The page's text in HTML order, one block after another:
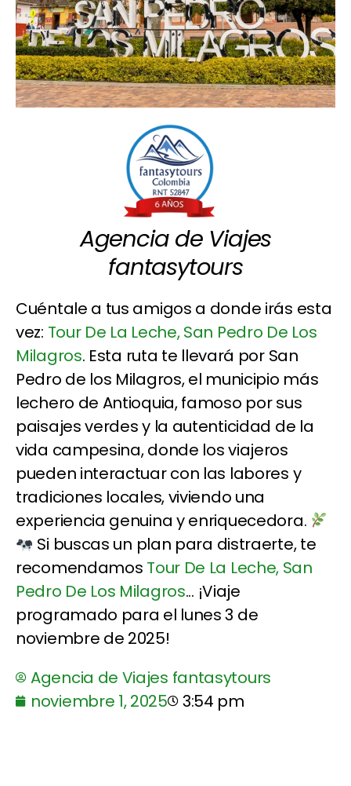
Agencia de Viajes
fantasytours
Cuéntale a tus amigos a donde irás esta
vez: Tour De La Leche, San Pedro De Los
Milagros. Esta ruta te llevará por San
Pedro de los Milagros, el municipio más
lechero de Antioquia, famoso por sus
paisajes verdes y la autenticidad de la
vida campesina, donde los viajeros
pueden interactuar con las labores y
tradiciones locales, viviendo una
experiencia genuina y enriquecedora.
Si buscas un plan para distraerte, te
recomendamos Tour De La Leche, San
Pedro De Los Milagros... ¡Viaje
programado para el lunes 3 de
noviembre de 2025!
Agencia de Viajes fantasytours
noviembre 1, 2025
3:54 pm